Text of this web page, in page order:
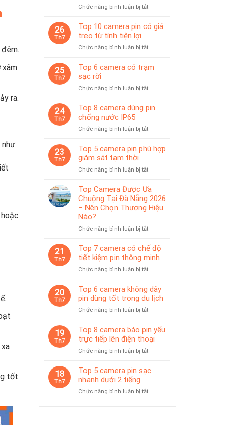
xâm
ra.
tốt
Chức năng bình luận bị tắtở
10
camera
sát
dùng
26
Th7
Top 10 camera pin có giá
treo từ tính tiện lợi
Chức năng bình luận bị tắtở
10
có
treo
25
Th7
Top 6 camera có trạm
sạc rời
Chức năng bình luận bị tắtở
6
trạm
rời
24
Th7
Top 8 camera dùng pin
chống nước IP65
Chức năng bình luận bị tắtở
8
camera
pin
nước
IP65
23
Th7
Top 5 camera pin phù hợp
giám sát tạm thời
Chức năng bình luận bị tắtở
5
camera
pin
phù
giám
tạm
thời
Top Camera Được Ưa
Chuộng Tại Đà Nẵng 2026
– Nên Chọn Thương Hiệu
Nào?
Chức năng bình luận bị tắtở
Camera
Được
Chuộng
Đà
Nẵng
Chọn
Thương
Hiệu
21
Th7
Top 7 camera có chế độ
tiết kiệm pin thông minh
Chức năng bình luận bị tắtở
camera
chế
tiết
kiệm
20
Th7
Top 6 camera không dây
pin dùng tốt trong du lịch
Chức năng bình luận bị tắtở
6
camera
không
dây
dùng
19
Th7
Top 8 camera báo pin yếu
trực tiếp lên điện thoại
Chức năng bình luận bị tắtở
8
pin
18
Th7
Top 5 camera pin sạc
nhanh dưới 2 tiếng
Chức năng bình luận bị tắtở